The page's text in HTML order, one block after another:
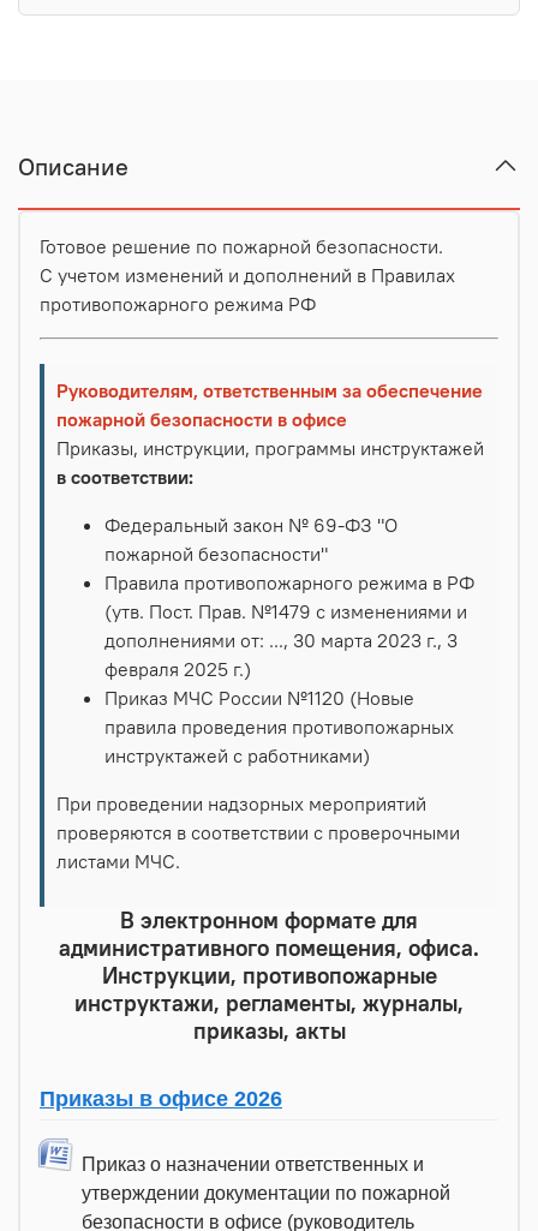
Описание
Готовое решение по пожарной безопасности.
С учетом изменений и дополнений в Правилах
противопожарного режима РФ
Руководителям, ответственным за обеспечение
пожарной безопасности в офисе
Приказы, инструкции, программы инструктажей
в соответствии:
Федеральный закон № 69-ФЗ "О
пожарной безопасности"
Правила противопожарного режима в РФ
(утв. Пост. Прав. №1479 с изменениями и
дополнениями от: ..., 30 марта 2023 г., 3
февраля 2025 г.)
Приказ МЧС России №1120 (Новые
правила проведения противопожарных
инструктажей с работниками)
При проведении надзорных мероприятий
проверяются в соответствии с проверочными
листами МЧС.
В электронном формате для
административного помещения, офиса.
Инструкции, противопожарные
инструктажи, регламенты, журналы,
приказы, акты
Приказы в офисе 2026
Приказ о назначении ответственных и
утверждении документации по пожарной
безопасности в офисе (руководитель